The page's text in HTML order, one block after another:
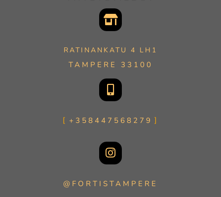
RATINANKATU 4 LH1
TAMPERE 33100
+358447568279
@FORTISTAMPERE